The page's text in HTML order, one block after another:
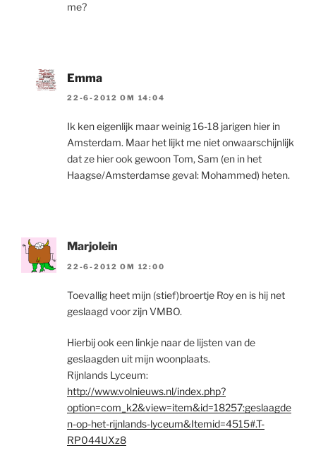
me?
Emma
22-6-2012 OM 14:04
Ik ken eigenlijk maar weinig 16-18 jarigen hier in
Amsterdam. Maar het lijkt me niet onwaarschijnlijk
dat ze hier ook gewoon Tom, Sam (en in het
Haagse/Amsterdamse geval: Mohammed) heten.
Marjolein
22-6-2012 OM 12:00
Toevallig heet mijn (stief)broertje Roy en is hij net
geslaagd voor zijn VMBO.
Hierbij ook een linkje naar de lijsten van de
geslaagden uit mijn woonplaats.
Rijnlands Lyceum:
http://www.volnieuws.nl/index.php?
option=com_k2&view=item&id=18257:geslaagde
n-op-het-rijnlands-lyceum&Itemid=4515#.T-
RP044UXz8